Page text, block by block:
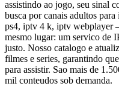
assistindo ao jogo, seu sinal
busca por canais adultos
ps4, iptv 4 k, iptv webplayer
mesmo lugar: um servico de
justo. Nosso catalogo e
filmes e series, garantindo
para assistir. Sao mais de
mil conteudos sob demanda.